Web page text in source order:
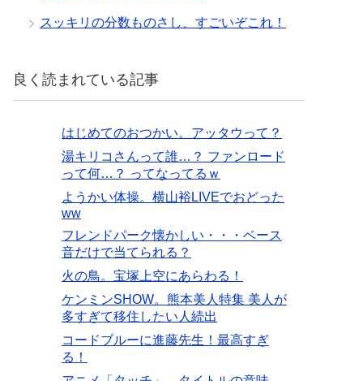
スッキリの分数ものさし、すごいぞこれ！
良く読まれている記事
はじめてのおつかい。アッタウって？
湯キリコさんって誰…？ ファンロード
って何…？ ってなってるｗ
ようかい体操。横山裕LIVEでおどった
ww
フレンドパーク懐かしい・・・ベース
音だけで当てられる？
火の鳥。宝塚上空にあらわる！
ケンミンSHOW。熊本美人特集 美人が
多すぎて移住したい人続出
コードブルーに進藤先生！最高すぎ
る！